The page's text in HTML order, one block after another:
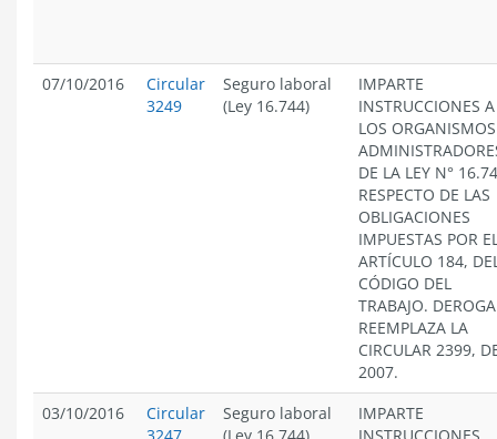
07/10/2016
Circular
3249
Seguro laboral
(Ley 16.744)
IMPARTE
INSTRUCCIONES A
LOS ORGANISMOS
DE LA LEY N°
RESPECTO DE LAS
OBLIGACIONES
IMPUESTAS POR
ARTÍCULO 184,
CÓDIGO DEL
TRABAJO.
REEMPLAZA LA
CIRCULAR 2399,
2007.
03/10/2016
Circular
Seguro laboral
IMPARTE